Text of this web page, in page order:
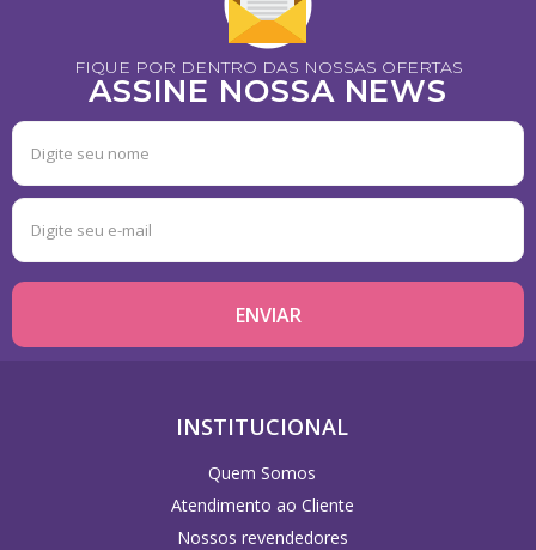
FIQUE POR DENTRO DAS NOSSAS OFERTAS
ASSINE NOSSA NEWS
INSTITUCIONAL
Quem Somos
Atendimento ao Cliente
Nossos revendedores